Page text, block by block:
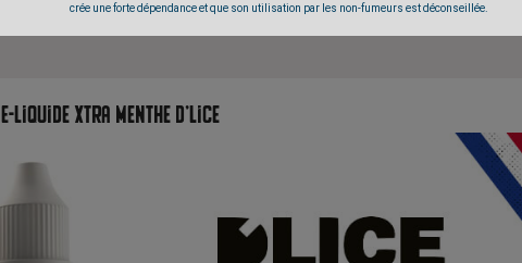
crée une forte dépendance et que son utilisation par les non-fumeurs est déconseillée.
E-liquide Xtra Menthe D'Lice